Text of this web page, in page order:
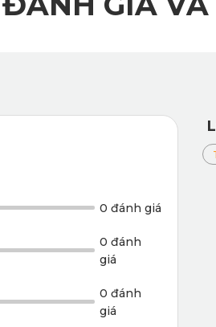
0 đánh giá
0 đánh
giá
0 đánh
giá